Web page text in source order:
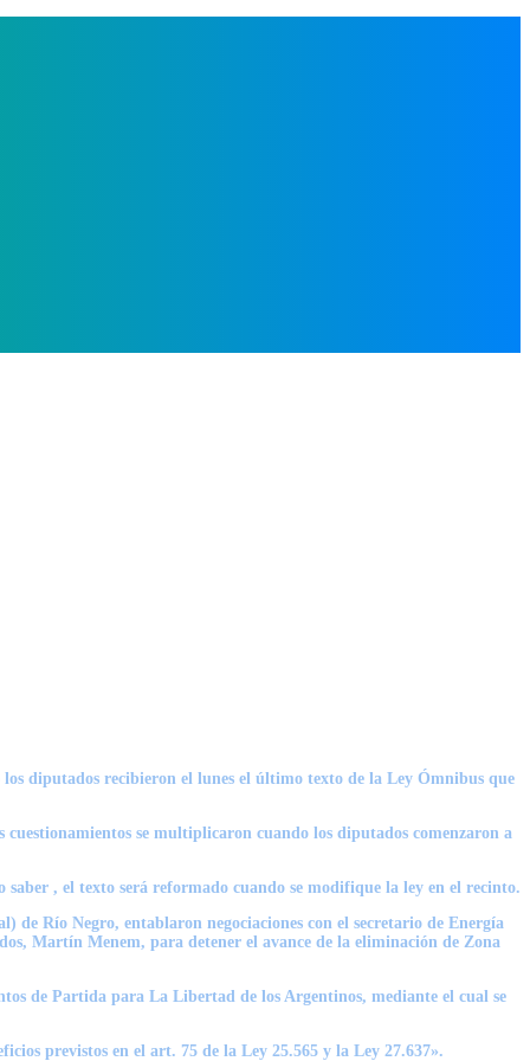
los diputados recibieron el lunes el último texto de la Ley Ómnibus que
se multiplicaron cuando los diputados comenzaron a
, el texto será reformado cuando se modifique la ley en el recinto.
de Río Negro, entablaron negociaciones con el secretario de Energía
Martín Menem, para detener el avance de la eliminación de Zona
de Partida para La Libertad de los Argentinos, mediante el cual se
previstos en el art. 75 de la Ley 25.565 y la Ley 27.637».